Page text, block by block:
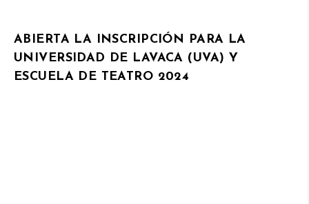
ABIERTA LA INSCRIPCIÓN PARA LA
UNIVERSIDAD DE LAVACA (UVA) Y
ESCUELA DE TEATRO 2024